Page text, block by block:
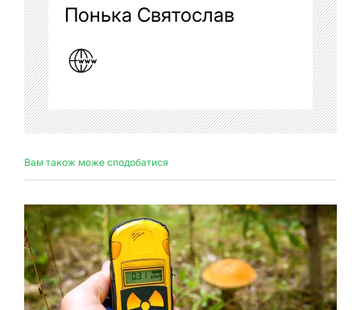
Понька Святослав
Вам також може сподобатися